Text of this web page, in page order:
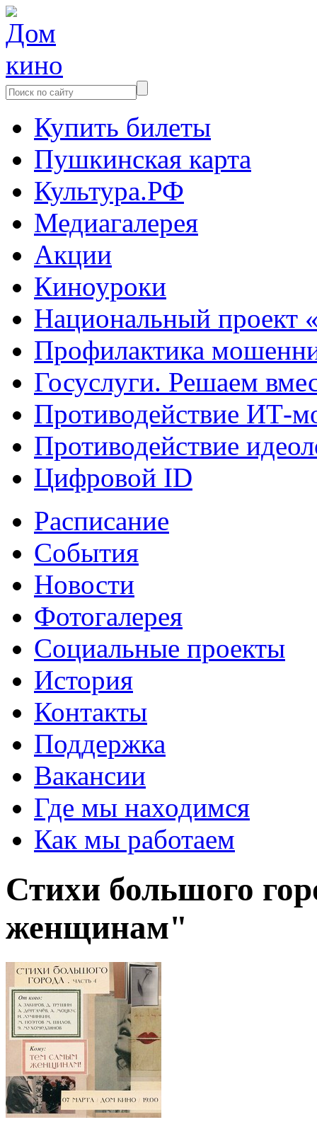
Купить билеты
Пушкинская карта
Культура.РФ
Медиагалерея
Акции
Киноуроки
Национальный проект
Профилактика
Госуслуги. Решаем
Противодействие ИТ-
Противодействие
Цифровой ID
Расписание
События
Новости
Фотогалерея
Социальные проекты
История
Контакты
Поддержка
Вакансии
Где мы находимся
Как мы работаем
Стихи большого
женщинам"